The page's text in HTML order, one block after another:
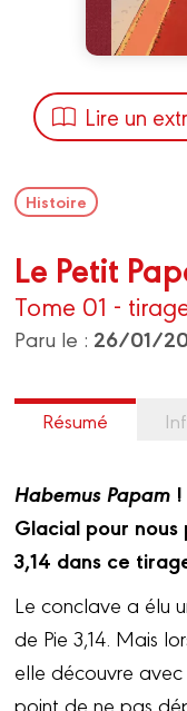
Lire un
Histoire
Le Petit
Tome 01 -
Paru le : 26/01/
Résumé
Habemus Papam
Glacial pour nous
3,14 dans ce
Le conclave a élu
de Pie 3,14. Mais
elle découvre
point de ne pas